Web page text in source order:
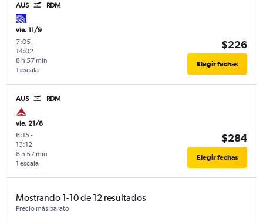
AUS RDM
vie. 11/9
7:05-
14:02
1 escala
8 h 57 min
$226
Elegir fechas
AUS RDM
vie. 21/8
6:15-
13:12
1 escala
8 h 57 min
$284
Elegir fechas
Mostrando 1-10 de 12 resultados
Precio más barato